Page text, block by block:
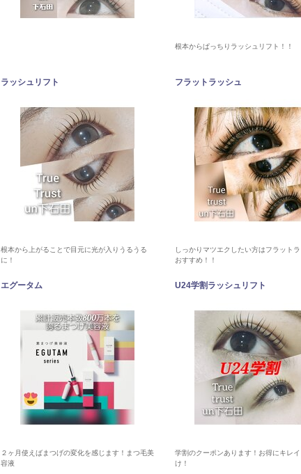
根本からぱっちりラッシュリフト！！
ラッシュリフト
根本から上がることで目元に光が入りうるうる
に！
フラットラッシュ
しっかりマツエクしたい方はフラット
おすすめ！！
エグータム
２ヶ月使えばまつげの変化を感じます！まつ毛美
容液
U24学割ラッシュリフト
学割のクーポンあります！お得にキレ
け！